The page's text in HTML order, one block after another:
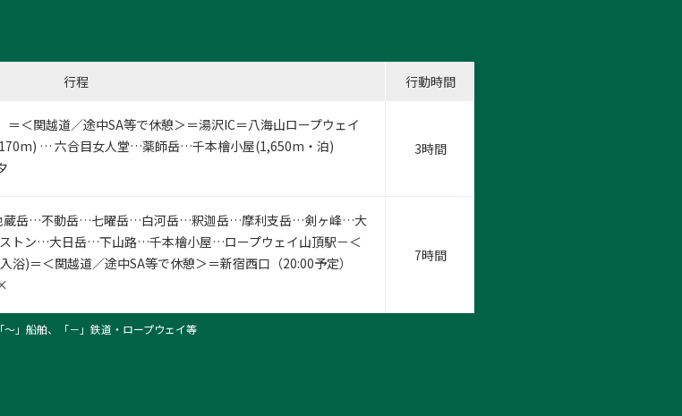
行程 行動時間
＝＜関越道／途中SA等で休憩＞＝湯沢IC＝八海山ロープウェイ
… 六合目女人堂…薬師岳…千本檜小屋(1,650m・泊)
3時間
蔵岳…不動岳…七曜岳…白河岳…釈迦岳…摩利支岳…剣ヶ峰…大
トン…大日岳…下山路…千本檜小屋…ロープウェイ山頂駅－＜
浴)＝＜関越道／途中SA等で休憩＞＝新宿西口（20:00予定）
7時間
」船舶、「－」鉄道・ロープウェイ等